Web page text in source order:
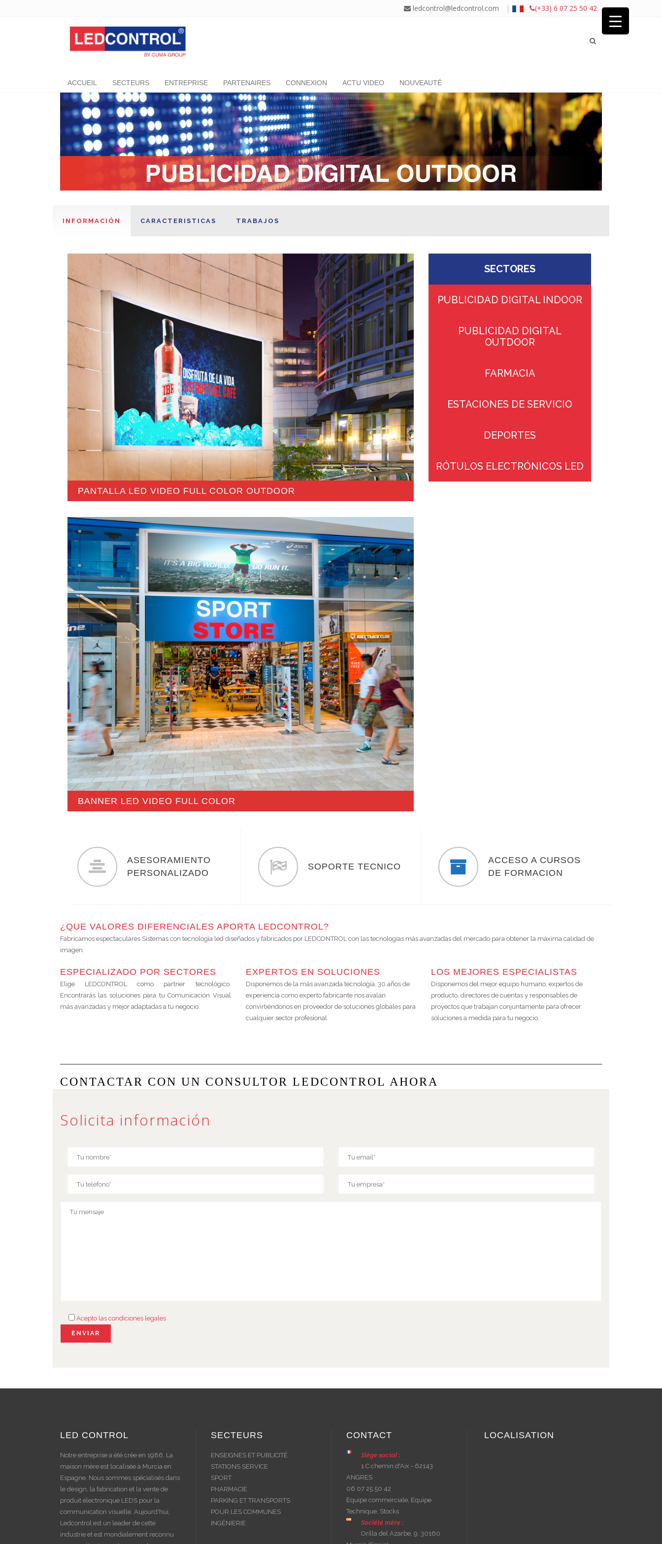
ledcontrol@ledcontrol.com | (+33) 6 07 25 50 42
ACCUEIL SECTEURS ENTREPRISE PARTENAIRES CONNEXION ACTU VIDEO NOUVEAUTÉ
INFORMACIÓN CARACTERISTICAS TRABAJOS
PANTALLA LED VIDEO FULL COLOR OUTDOOR
BANNER LED VIDEO FULL COLOR
SECTORES
PUBLICIDAD DIGITAL INDOOR
PUBLICIDAD DIGITAL
OUTDOOR
FARMACIA
ESTACIONES DE SERVICIO
DEPORTES
RÓTULOS ELECTRÓNICOS LED
ASESORAMIENTO
PERSONALIZADO
SOPORTE TECNICO
ACCESO A CURSOS
DE FORMACION
¿QUE VALORES DIFERENCIALES APORTA LEDCONTROL?
Fabricamos espectaculares Sistemas con tecnología led diseñados y fabricados por LEDCONTROL con las tecnologías más avanzadas del mercado para obtener la máxima calidad de
imagen.
ESPECIALIZADO POR SECTORES
Elige LEDCONTROL como partner tecnológico.
Encontrarás las soluciones para tu Comunicación Visual
más avanzadas y mejor adaptadas a tu negocio.
EXPERTOS EN SOLUCIONES
Disponemos de la más avanzada tecnología, 30 años de
experiencia como experto fabricante nos avalan
convirtiéndonos en proveedor de soluciones globales para
cualquier sector profesional.
LOS MEJORES ESPECIALISTAS
Disponemos del mejor equipo humano, expertos de
producto, directores de cuentas y responsables de
proyectos que trabajan conjuntamente para ofrecer
soluciones a medida para tu negocio.
CONTACTAR CON UN CONSULTOR LEDCONTROL AHORA
Solicita información
Acepto las condiciones legales
LED CONTROL
Notre entreprise a été crée en 1986. La
maison mère est localisée à Murcia en
Espagne. Nous sommes spécialisés dans
le design, la fabrication et la vente de
produit électronique LEDS pour la
communication visuelle. Aujourd'hui,
Ledcontrol est un leader de cette
industrie et est mondialement reconnu
SECTEURS
ENSEIGNES ET PUBLICITÉ
STATIONS SERVICE
SPORT
PHARMACIE
PARKING ET TRANSPORTS
POUR LES COMMUNES
INGÉNIERIE
CONTACT
Siège social :
1 C chemin d'Aix - 62143
ANGRES
06 07 25 50 42
Equipe commerciale, Equipe
Technique, Stocks
Société mère :
Orilla del Azarbe, 9. 30160
LOCALISATION